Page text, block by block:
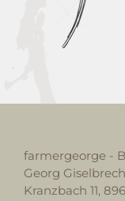
farmergeorge -
Georg
Kranzbach 11,